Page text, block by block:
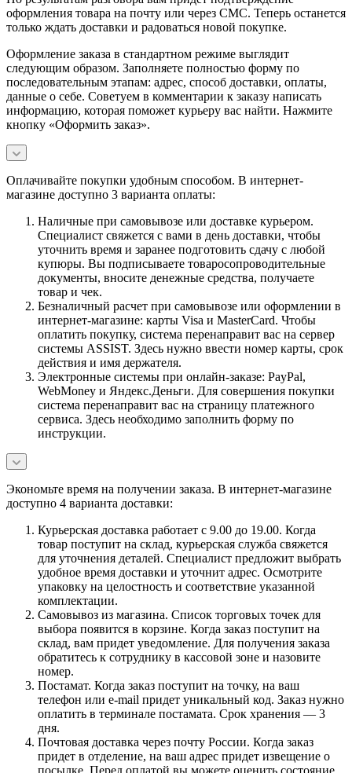
оформления товара на почту или через СМС. Теперь останется
только ждать доставки и радоваться новой покупке.
Оформление заказа в стандартном режиме выглядит
следующим образом. Заполняете полностью форму по
последовательным этапам: адрес, способ доставки, оплаты,
данные о себе. Советуем в комментарии к заказу написать
информацию, которая поможет курьеру вас найти. Нажмите
кнопку «Оформить заказ».
Оплачивайте покупки удобным способом. В интернет-
магазине доступно 3 варианта оплаты:
Наличные при самовывозе или доставке курьером.
Специалист свяжется с вами в день доставки, чтобы
уточнить время и заранее подготовить сдачу с любой
купюры. Вы подписываете товаросопроводительные
документы, вносите денежные средства, получаете
товар и чек.
Безналичный расчет при самовывозе или оформлении в
интернет-магазине: карты Visa и MasterCard. Чтобы
оплатить покупку, система перенаправит вас на сервер
системы ASSIST. Здесь нужно ввести номер карты, срок
действия и имя держателя.
Электронные системы при онлайн-заказе: PayPal,
WebMoney и Яндекс.Деньги. Для совершения покупки
система перенаправит вас на страницу платежного
сервиса. Здесь необходимо заполнить форму по
инструкции.
Экономьте время на получении заказа. В интернет-магазине
доступно 4 варианта доставки:
Курьерская доставка работает с 9.00 до 19.00. Когда
товар поступит на склад, курьерская служба свяжется
для уточнения деталей. Специалист предложит выбрать
удобное время доставки и уточнит адрес. Осмотрите
упаковку на целостность и соответствие указанной
комплектации.
Самовывоз из магазина. Список торговых точек для
выбора появится в корзине. Когда заказ поступит на
склад, вам придет уведомление. Для получения заказа
обратитесь к сотруднику в кассовой зоне и назовите
номер.
Постамат. Когда заказ поступит на точку, на ваш
телефон или e-mail придет уникальный код. Заказ нужно
оплатить в терминале постамата. Срок хранения — 3
дня.
Почтовая доставка через почту России. Когда заказ
придет в отделение, на ваш адрес придет извещение о
посылке. Перед оплатой вы можете оценить состояние